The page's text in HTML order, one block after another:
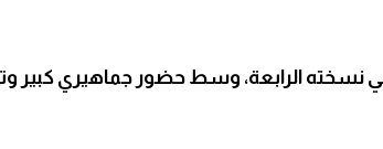
نسخته الرابعة، وسط حضور جماهيري